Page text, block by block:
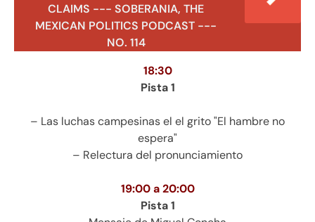
CLAIMS --- SOBERANIA, THE
MEXICAN POLITICS PODCAST ---
NO. 114
18:30
Pista 1
– Las luchas campesinas el el grito "El hambre no
espera"
– Relectura del pronunciamiento
19:00 a 20:00
Pista 1